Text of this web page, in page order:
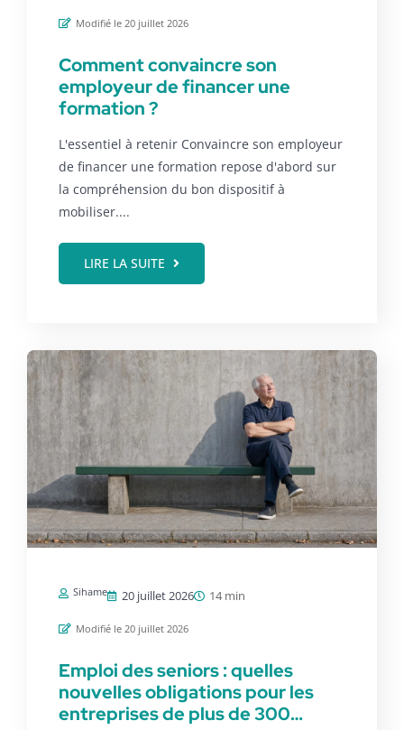
Modifié le 20 juillet 2026
Comment convaincre son
employeur de financer une
formation ?
L'essentiel à retenir Convaincre son employeur
de financer une formation repose d'abord sur
la compréhension du bon dispositif à
mobiliser....
LIRE LA SUITE
Sihame 20 juillet 2026 14 min
Modifié le 20 juillet 2026
Emploi des seniors : quelles
nouvelles obligations pour les
entreprises de plus de 300